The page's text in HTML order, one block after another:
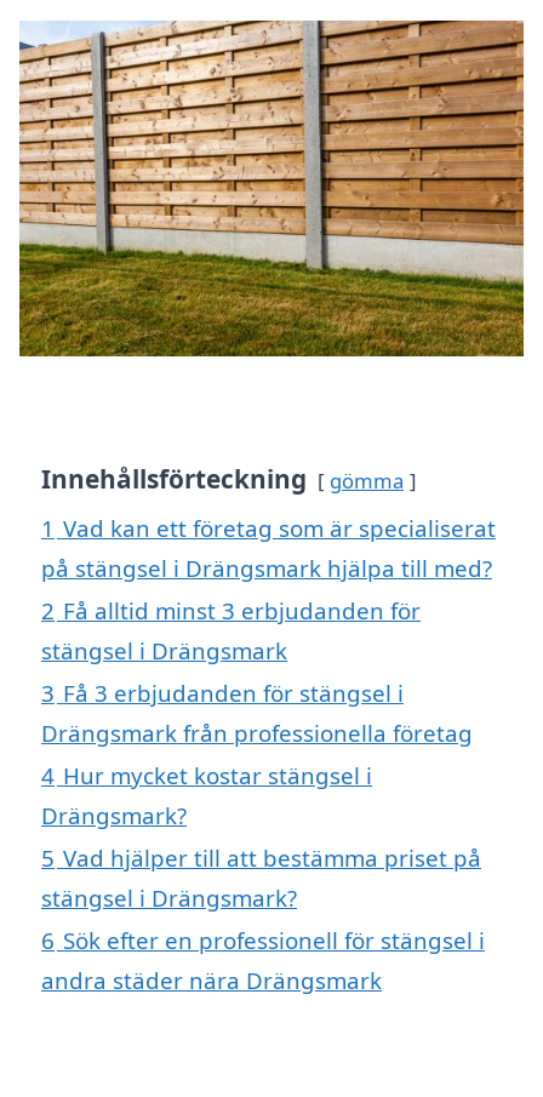
Innehållsförteckning gömma
1 Vad kan ett företag som är specialiserat
på stängsel i Drängsmark hjälpa till med?
2 Få alltid minst 3 erbjudanden för
stängsel i Drängsmark
3 Få 3 erbjudanden för stängsel i
Drängsmark från professionella företag
4 Hur mycket kostar stängsel i
Drängsmark?
5 Vad hjälper till att bestämma priset på
stängsel i Drängsmark?
6 Sök efter en professionell för stängsel i
andra städer nära Drängsmark